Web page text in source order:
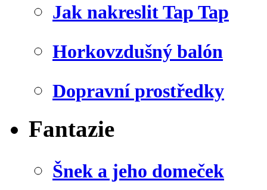
Jak nakreslit Tap Tap
Horkovzdušný balón
Dopravní prostředky
Fantazie
Šnek a jeho domeček